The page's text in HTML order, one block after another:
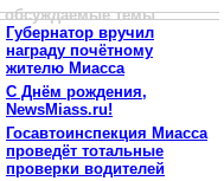
обсуждаемые темы
Губернатор вручил
награду почётному
жителю Миасса
С Днём рождения,
NewsMiass.ru!
Госавтоинспекция Миасса
проведёт тотальные
проверки водителей